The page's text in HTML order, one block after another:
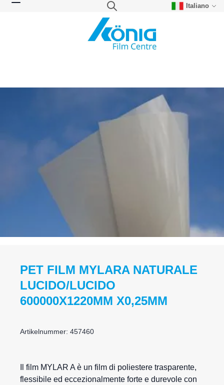
Search
Italiano
PET FILM MYLARA NATURALE
LUCIDO/LUCIDO
600000X1220MM X0,25MM
Artikelnummer: 457460
Il film MYLAR A è un film di poliestere trasparente,
flessibile ed eccezionalmente forte e durevole con